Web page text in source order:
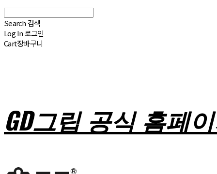
Search 검색
Log In로그인
Cart장바구니
GD그립 공식 홈페